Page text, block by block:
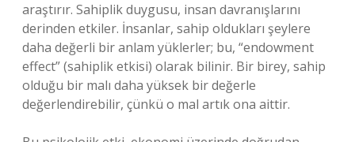
araştırır. Sahiplik duygusu, insan davranışlarını
derinden etkiler. İnsanlar, sahip oldukları şeylere
daha değerli bir anlam yüklerler; bu, “endowment
effect” (sahiplik etkisi) olarak bilinir. Bir birey, sahip
olduğu bir malı daha yüksek bir değerle
değerlendirebilir, çünkü o mal artık ona aittir.